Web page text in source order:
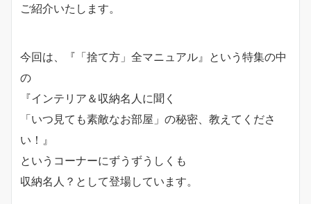
ご紹介いたします。
今回は、『「捨て方」全マニュアル』という特集の中
の
『インテリア＆収納名人に聞く
「いつ見ても素敵なお部屋」の秘密、教えてくださ
い！』
というコーナーにずうずうしくも
収納名人？として登場しています。